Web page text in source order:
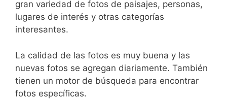
gran variedad de fotos de paisajes, personas,
lugares de interés y otras categorías
interesantes.
La calidad de las fotos es muy buena y las
nuevas fotos se agregan diariamente. También
tienen un motor de búsqueda para encontrar
fotos específicas.